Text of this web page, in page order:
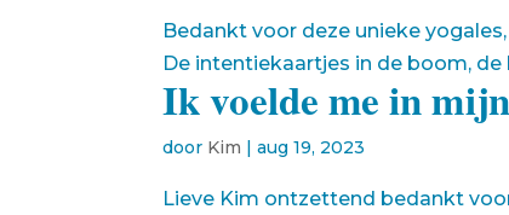
Bedankt voor deze unieke
De intentiekaartjes in de boom,
Ik voelde me in
door Kim |aug 19, 2023
Lieve Kim ontzettend bedankt